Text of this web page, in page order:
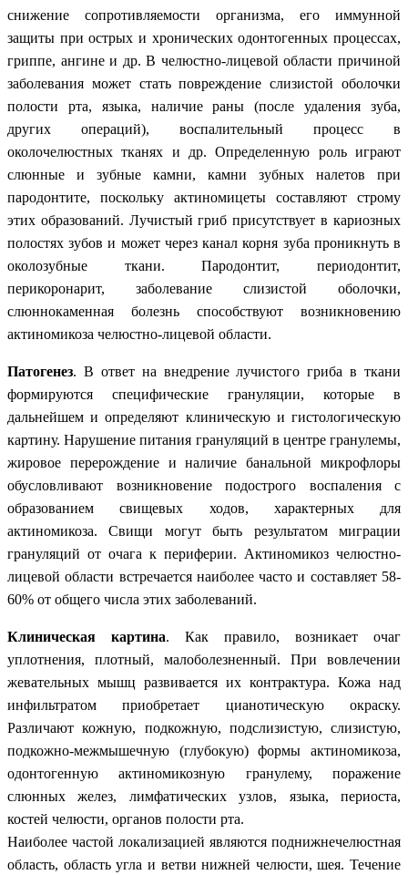
снижение сопротивляемости организма, его иммунной
защиты при острых и хронических одонтогенных процессах,
гриппе, ангине и др. В челюстно-лицевой области причиной
заболевания может стать повреждение слизистой оболочки
полости рта, языка, наличие раны (после удаления зуба,
других операций), воспалительный процесс в
околочелюстных тканях и др. Определенную роль играют
слюнные и зубные камни, камни зубных налетов при
пародонтите, поскольку актиномицеты составляют строму
этих образований. Лучистый гриб присутствует в кариозных
полостях зубов и может через канал корня зуба проникнуть в
околозубные ткани. Пародонтит, периодонтит,
перикоронарит, заболевание слизистой оболочки,
слюннокаменная болезнь способствуют возникновению
актиномикоза челюстно-лицевой области.
Патогенез. В ответ на внедрение лучистого гриба в ткани
формируются специфические грануляции, которые в
дальнейшем и определяют клиническую и гистологическую
картину. Нарушение питания грануляций в центре гранулемы,
жировое перерождение и наличие банальной микрофлоры
обусловливают возникновение подострого воспаления с
образованием свищевых ходов, характерных для
актиномикоза. Свищи могут быть результатом миграции
грануляций от очага к периферии. Актиномикоз челюстно-
лицевой области встречается наиболее часто и составляет 58-
60% от общего числа этих заболеваний.
Клиническая картина. Как правило, возникает очаг
уплотнения, плотный, малоболезненный. При вовлечении
жевательных мышц развивается их контрактура. Кожа над
инфильтратом приобретает цианотическую окраску.
Различают кожную, подкожную, подслизистую, слизистую,
подкожно-межмышечную (глубокую) формы актиномикоза,
одонтогенную актиномикозную гранулему, поражение
слюнных желез, лимфатических узлов, языка, периоста,
костей челюсти, органов полости рта.
Наиболее частой локализацией являются поднижнечелюстная
область, область угла и ветви нижней челюсти, шея. Течение